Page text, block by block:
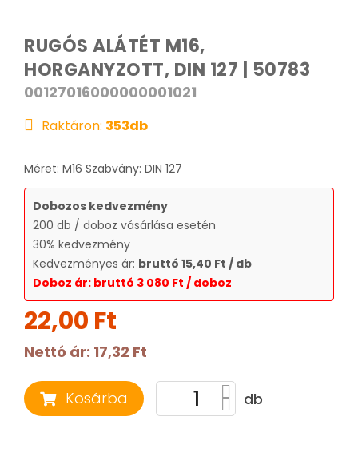
RUGÓS ALÁTÉT M16,
HORGANYZOTT, DIN 127 | 50783
00127016000000001021
Raktáron: 353db
Méret: M16 Szabvány: DIN 127
Dobozos kedvezmény
200 db / doboz vásárlása esetén
30% kedvezmény
Kedvezményes ár: bruttó 15,40 Ft / db
Doboz ár: bruttó 3 080 Ft / doboz
22,00 Ft
Nettó ár: 17,32 Ft
Kosárba db